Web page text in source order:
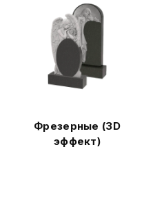
Фрезерные (3D
эффект)